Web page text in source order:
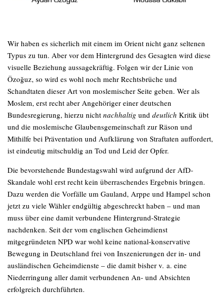
Wir haben es sicherlich mit einem im Orient nicht ganz seltenen
Typus zu tun. Aber vor dem Hintergrund des Gesagten wird diese
visuelle Beziehung aussagekräftig. Folgen wir der Linie von
Özoğuz, so wird es wohl noch mehr Rechtsbrüche und
Schandtaten dieser Art von moslemischer Seite geben. Wer als
Moslem, erst recht aber Angehöriger einer deutschen
Bundesregierung, hierzu nicht nachhaltig und deutlich Kritik übt
und die moslemische Glaubensgemeinschaft zur Räson und
Mithilfe bei Präventation und Aufklärung von Straftaten auffordert,
ist eindeutig mitschuldig an Tod und Leid der Opfer.
Die bevorstehende Bundestagswahl wird aufgrund der AfD-
Skandale wohl erst recht kein überraschendes Ergebnis bringen.
Dazu werden die Vorfälle um Gauland, Arppe und Hampel schon
jetzt zu viele Wähler endgültig abgeschreckt haben – und man
muss über eine damit verbundene Hintergrund-Strategie
nachdenken. Seit der vom englischen Geheimdienst
mitgegründeten NPD war wohl keine national-konservative
Bewegung in Deutschland frei von Inszenierungen der in- und
ausländischen Geheimdienste – die damit bisher v. a. eine
Niederringung aller damit verbundenen An- und Absichten
erfolgreich durchführten.